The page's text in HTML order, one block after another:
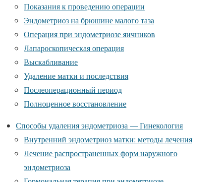
Показания к проведению операции
Эндометриоз на брюшине малого таза
Операция при эндометриозе яичников
Лапароскопическая операция
Выскабливание
Удаление матки и последствия
Послеоперационный период
Полноценное восстановление
Способы удаления эндометриоза — Гинекология
Внутренний эндометриоз матки: методы лечения
Лечение распространенных форм наружного
эндометриоза